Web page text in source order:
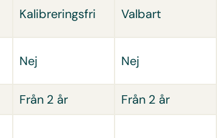
Kalibreringsfri Valbart
Nej Nej
Från 2 år Från 2 år